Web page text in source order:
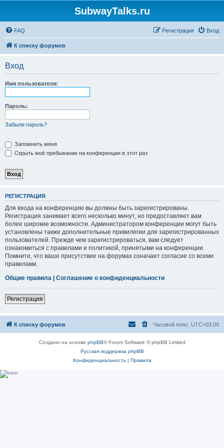
SubwayTalks.ru
FAQ Вход
Регистрация
К списку форумов
Вход
Имя пользователя:
Пароль:
Забыли пароль?
Запомнить меня
Скрыть моё пребывание на конференции в этот раз
РЕГИСТРАЦИЯ
Для входа на конференцию вы должны быть зарегистрированы.
Регистрация занимает всего несколько минут, но предоставляет вам
более широкие возможности. Администратором конференции могут быть
установлены также дополнительные привилегии для зарегистрированных
пользователей. Прежде чем зарегистрироваться, вам следует
ознакомиться с правилами и политикой, принятыми на конференции.
Помните, что ваше присутствие на форумах означает согласие со всеми
правилами.
Общие правила | Соглашение о конфиденциальности
Регистрация
К списку форумов Часовой пояс: UTC+03:00
Создано на основе phpBB® Forum Software © phpBB Limited
Русская поддержка phpBB
Конфиденциальность| Правила